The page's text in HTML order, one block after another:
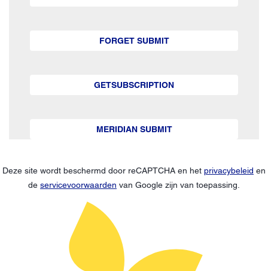
FORGET SUBMIT
GETSUBSCRIPTION
MERIDIAN SUBMIT
Deze site wordt beschermd door reCAPTCHA en het privacybeleid en
de servicevoorwaarden van Google zijn van toepassing.